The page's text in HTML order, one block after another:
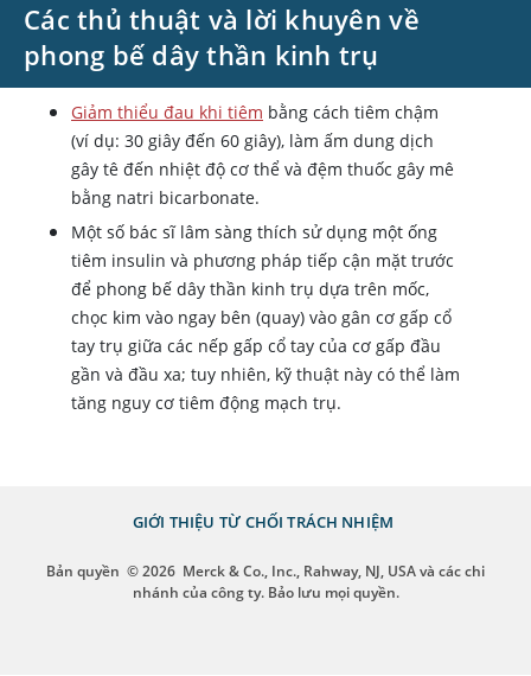
Các thủ thuật và lời khuyên về
phong bế dây thần kinh trụ
Giảm thiểu đau khi tiêm bằng cách tiêm chậm
(ví dụ: 30 giây đến 60 giây), làm ấm dung dịch
gây tê đến nhiệt độ cơ thể và đệm thuốc gây mê
bằng natri bicarbonate.
Một số bác sĩ lâm sàng thích sử dụng một ống
tiêm insulin và phương pháp tiếp cận mặt trước
để phong bế dây thần kinh trụ dựa trên mốc,
chọc kim vào ngay bên (quay) vào gân cơ gấp cổ
tay trụ giữa các nếp gấp cổ tay của cơ gấp đầu
gần và đầu xa; tuy nhiên, kỹ thuật này có thể làm
tăng nguy cơ tiêm động mạch trụ.
GIỚI THIỆU TỪ CHỐI TRÁCH NHIỆM
Bản quyền © 2026 Merck & Co., Inc., Rahway, NJ, USA và các chi
nhánh của công ty. Bảo lưu mọi quyền.